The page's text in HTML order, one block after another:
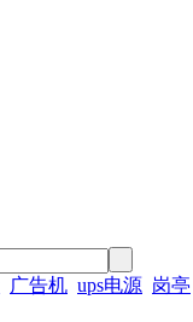
广告机 ups电源 岗亭